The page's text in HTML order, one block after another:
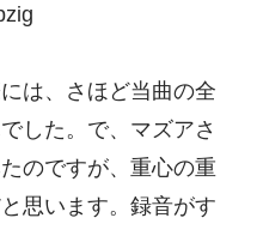
は、さほど当曲の全
した。で、マズアさ
のですが、重心の重
思います。録音がす